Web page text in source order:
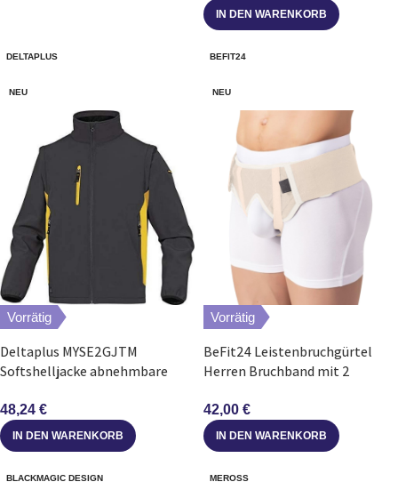
IN DEN WARENKORB
DELTAPLUS
NEU
Vorrätig
Deltaplus MYSE2GJTM
Softshelljacke abnehmbare
48,24 €
IN DEN WARENKORB
BEFIT24
NEU
Vorrätig
BeFit24 Leistenbruchgürtel
Herren Bruchband mit 2
42,00 €
IN DEN WARENKORB
BLACKMAGIC DESIGN MEROSS